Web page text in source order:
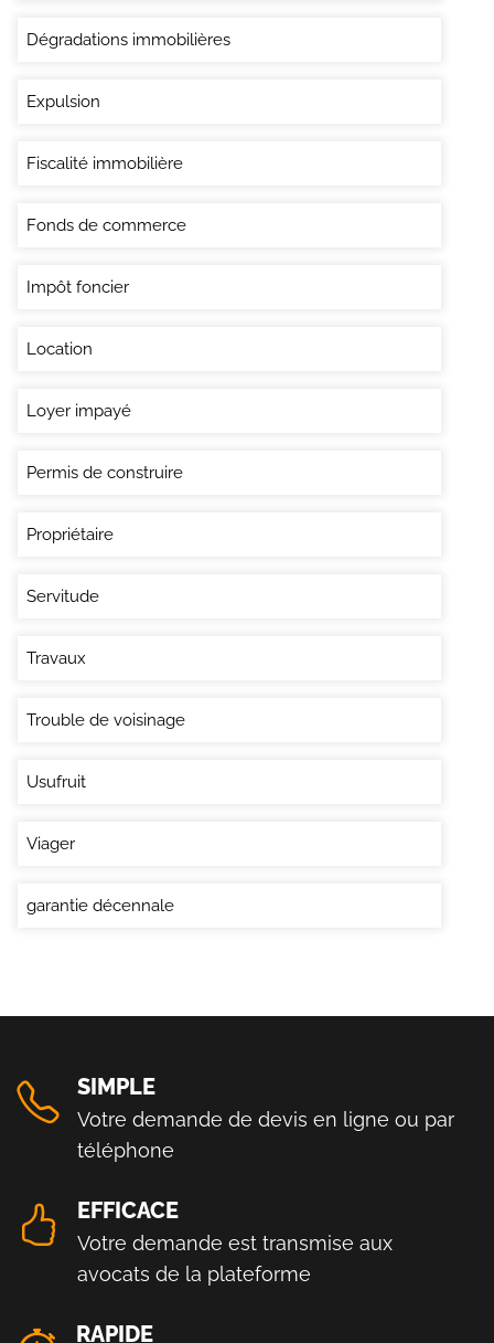
Dégradations immobilières
Expulsion
Fiscalité immobilière
Fonds de commerce
Impôt foncier
Location
Loyer impayé
Permis de construire
Propriétaire
Servitude
Travaux
Trouble de voisinage
Usufruit
Viager
garantie décennale
SIMPLE
Votre demande de devis en ligne ou par
téléphone
EFFICACE
Votre demande est transmise aux
avocats de la plateforme
RAPIDE